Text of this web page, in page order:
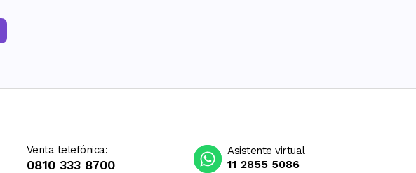
Venta telefónica:
0810 333 8700
Asistente virtual
11 2855 5086